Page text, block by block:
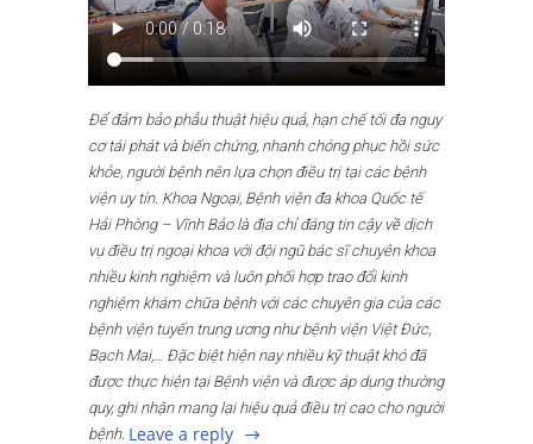
Để đảm bảo phẫu thuật hiệu quả, hạn chế tối đa nguy
cơ tái phát và biến chứng, nhanh chóng phục hồi sức
khỏe, người bệnh nên lựa chọn điều trị tại các bệnh
viện uy tín. Khoa Ngoại, Bệnh viện đa khoa Quốc tế
Hải Phòng – Vĩnh Bảo là địa chỉ đáng tin cậy về dịch
vụ điều trị ngoại khoa với đội ngũ bác sĩ chuyên khoa
nhiều kinh nghiệm và luôn phối hợp trao đổi kinh
nghiệm khám chữa bệnh với các chuyên gia của các
bệnh viện tuyến trung ương như bệnh viện Việt Đức,
Bạch Mai,… Đặc biệt hiện nay nhiều kỹ thuật khó đã
được thực hiện tại Bệnh viện và được áp dụng thường
quy, ghi nhận mang lại hiệu quả điều trị cao cho người
bệnh. Leave a reply